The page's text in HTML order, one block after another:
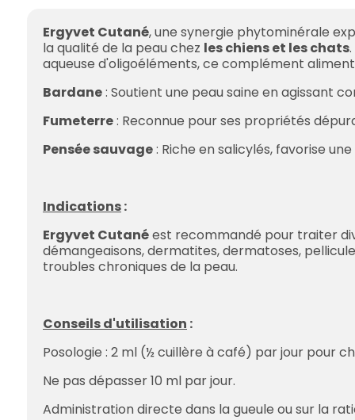
Ergyvet Cutané, une synergie phytominérale
la qualité de la peau chez les chiens et les chats
aqueuse d'oligoéléments, ce complément
Bardane: Soutient une peau saine en agissant
Fumeterre: Reconnue pour ses propriétés
Pensée sauvage: Riche en salicylés, favorise
Indications:
Ergyvet Cutanéest recommandé pour traiter
démangeaisons, dermatites, dermatoses,
troubles chroniques de la peau.
Conseils d'utilisation :
Posologie : 2 ml (½ cuillère à café) par jour pour
Ne pas dépasser 10 ml par jour.
Administration directe dans la gueule ou sur la